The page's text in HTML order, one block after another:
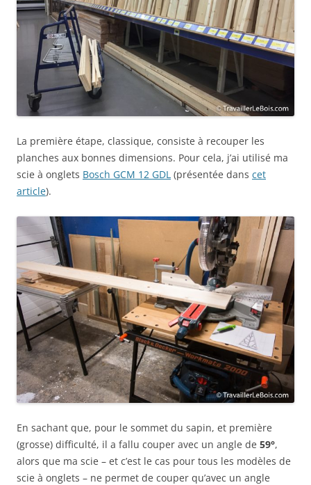
La première étape, classique, consiste à recouper les
planches aux bonnes dimensions. Pour cela, j’ai utilisé ma
scie à onglets Bosch GCM 12 GDL (présentée dans cet
article).
En sachant que, pour le sommet du sapin, et première
(grosse) difficulté, il a fallu couper avec un angle de 59°,
alors que ma scie – et c’est le cas pour tous les modèles de
scie à onglets – ne permet de couper qu’avec un angle